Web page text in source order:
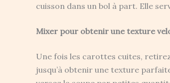
cuisson dans un bol à part. Elle
Mixer pour obtenir une texture
Une fois les carottes cuites,
jusqu’à obtenir une texture